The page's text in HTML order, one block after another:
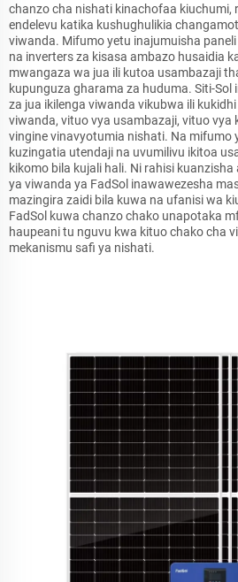
chanzo cha nishati kinachofaa kiuchumi,
endelevu katika kushughulikia
viwanda. Mifumo yetu inajumuisha
na inverters za kisasa ambazo husaidia
mwangaza wa jua ili kutoa usambazaji
kupunguza gharama za huduma. Siti-
za jua ikilenga viwanda vikubwa ili
viwanda, vituo vya usambazaji, vituo vya
vingine vinavyotumia nishati. Na mifumo
kuzingatia utendaji na uvumilivu ikitoa
kikomo bila kujali hali. Ni rahisi
ya viwanda ya FadSol inawawezesha
mazingira zaidi bila kuwa na ufanisi wa
FadSol kuwa chanzo chako unapotaka
haupeani tu nguvu kwa kituo chako cha
mekanismu safi ya nishati.